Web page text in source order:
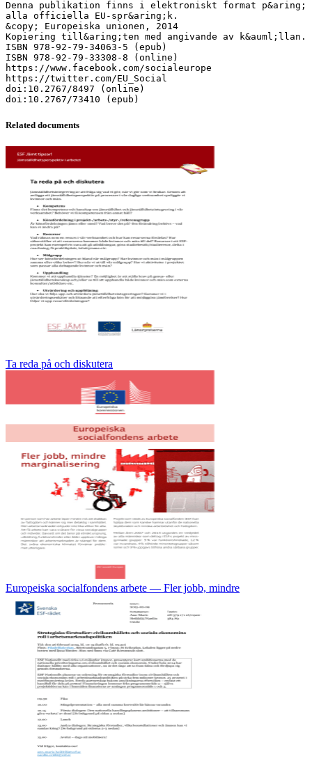
Related documents
Ta reda på och diskutera
Europeiska socialfondens arbete — Fler jobb, mindre